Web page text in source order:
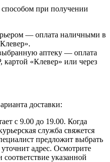
при получении
— оплата наличными в
аптеку — оплата
«Клевер» или через
доставки:
с 9.00 до 19.00. Когда
служба свяжется
предложит выбрать
адрес. Осмотрите
соответствие указанной